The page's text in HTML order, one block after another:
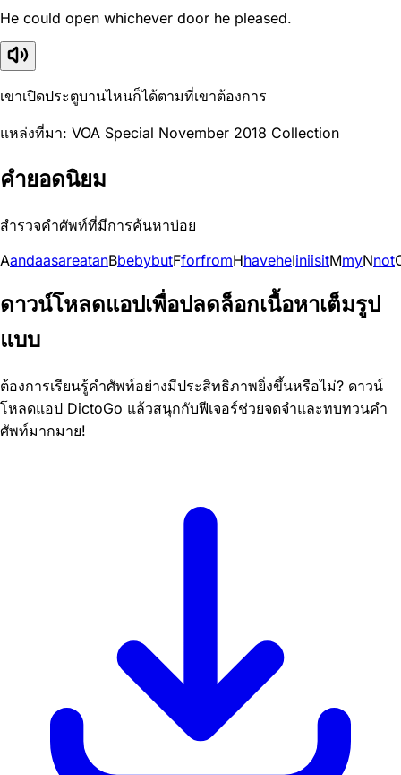
He could open whichever door he pleased.
เขาเปิดประตูบานไหนก็ได้ตามที่เขาต้องการ
แหล่งที่มา: VOA Special November 2018 Collection
คำยอดนิยม
สำรวจคำศัพท์ที่มีการค้นหาบ่อย
AandaasareatanBbebybutFforfromHhaveheIiniisitMmyNnot
ดาวน์โหลดแอปเพื่อปลดล็อกเนื้อหาเต็มรูป
แบบ
ต้องการเรียนรู้คำศัพท์อย่างมีประสิทธิภาพยิ่งขึ้นหรือไม่? ดาวน์
โหลดแอป DictoGo แล้วสนุกกับฟีเจอร์ช่วยจดจำและทบทวนคำ
ศัพท์มากมาย!